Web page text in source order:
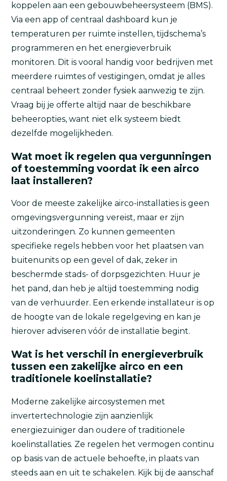
koppelen aan een gebouwbeheersysteem (BMS).
Via een app of centraal dashboard kun je
temperaturen per ruimte instellen, tijdschema’s
programmeren en het energieverbruik
monitoren. Dit is vooral handig voor bedrijven met
meerdere ruimtes of vestigingen, omdat je alles
centraal beheert zonder fysiek aanwezig te zijn.
Vraag bij je offerte altijd naar de beschikbare
beheeropties, want niet elk systeem biedt
dezelfde mogelijkheden.
Wat moet ik regelen qua vergunningen
of toestemming voordat ik een airco
laat installeren?
Voor de meeste zakelijke airco-installaties is geen
omgevingsvergunning vereist, maar er zijn
uitzonderingen. Zo kunnen gemeenten
specifieke regels hebben voor het plaatsen van
buitenunits op een gevel of dak, zeker in
beschermde stads- of dorpsgezichten. Huur je
het pand, dan heb je altijd toestemming nodig
van de verhuurder. Een erkende installateur is op
de hoogte van de lokale regelgeving en kan je
hierover adviseren vóór de installatie begint.
Wat is het verschil in energieverbruik
tussen een zakelijke airco en een
traditionele koelinstallatie?
Moderne zakelijke aircosystemen met
invertertechnologie zijn aanzienlijk
energiezuiniger dan oudere of traditionele
koelinstallaties. Ze regelen het vermogen continu
op basis van de actuele behoefte, in plaats van
steeds aan en uit te schakelen. Kijk bij de aanschaf